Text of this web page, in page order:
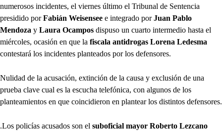
numerosos incidentes, el viernes último el Tribunal de Sentencia
presidido porFabián Weisensee e integrado porJuan Pablo
Mendoza y Laura Ocampos dispuso un cuarto intermedio hasta el
miércoles, ocasión en que la fiscala antidrogas Lorena Ledesma
contestará los incidentes planteados por los defensores.
Nulidad de la acusación, extinción de la causa y exclusión de una
prueba clave cual es la escucha telefónica, con algunos de los
planteamientos en que coincidieron en plantear los distintos defensores.
.Los policías acusados son el suboficial mayor Roberto Lezcano